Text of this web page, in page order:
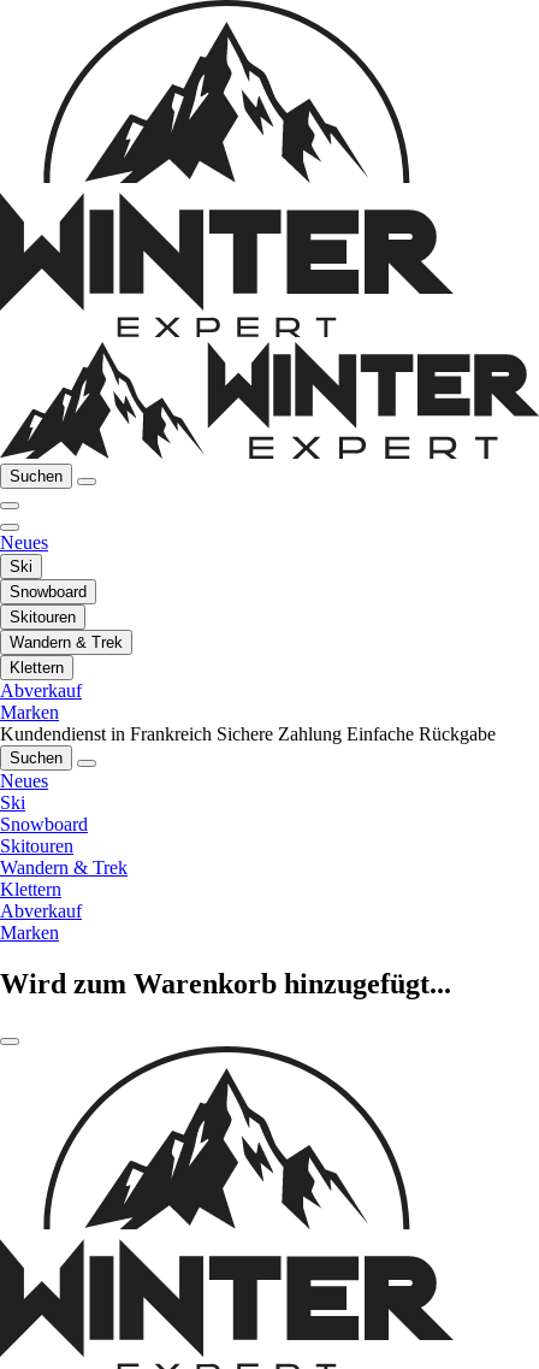
Suchen
Neues
Ski
Snowboard
Skitouren
Wandern & Trek
Klettern
Abverkauf
Marken
Kundendienst in Frankreich Sichere Zahlung Einfache Rückgabe
Suchen
Neues
Ski
Snowboard
Skitouren
Wandern & Trek
Klettern
Abverkauf
Marken
Wird zum Warenkorb hinzugefügt...